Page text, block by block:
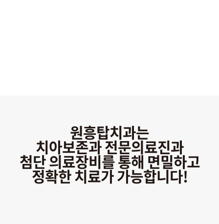
원흥탑치과는
치아보존과 전문의료진과
첨단 의료장비를 통해 면밀하고
정확한 치료가 가능합니다!